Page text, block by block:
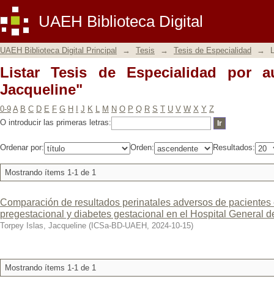
UAEH Biblioteca Digital
Listar Tesis de Especialidad por
UAEH Biblioteca Digital Principal → Tesis → Tesis de Especialidad →
Listar Tesis de Especialidad por
Jacqueline"
0-9 A B C D E F G H J K L M N O P Q R S T U V W X Y Z
O introducir las primeras letras:
Ordenar por: Orden: Resultados:
Mostrando ítems 1-1 de 1
Comparación de resultados perinatales adversos de
pregestacional y diabetes gestacional en el Hospital General
Torpey Islas, Jacqueline ( ICSa-BD-UAEH , 2024-10-15)
Mostrando ítems 1-1 de 1